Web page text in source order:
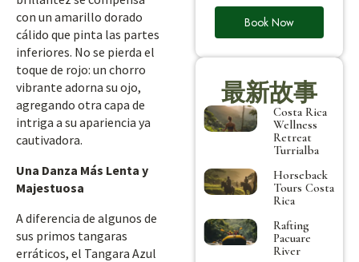
con un amarillo dorado
cálido que pinta las partes
inferiores. No se pierda el
toque de rojo: un chorro
vibrante adorna su ojo,
agregando otra capa de
intriga a su apariencia ya
cautivadora.
Una Danza Más Lenta y
Majestuosa
A diferencia de algunos de
sus primos tangaras
erráticos, el Tangara Azul
Book Now
最新故事
Costa Rica
Wellness
Retreat
Turrialba
Horseback
Tours Costa
Rica
Rafting
Pacuare
River